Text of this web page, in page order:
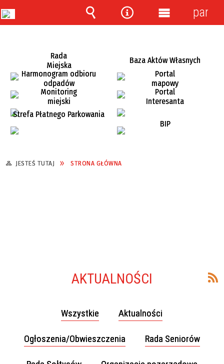
Rada
Miejska
Baza Aktów Własnych
Harmonogram odbioru
odpadów
Portal
mapowy
Monitoring
miejski
Portal
Interesanta
Strefa Płatnego Parkowania
BIP
JESTEŚ TUTAJ STRONA GŁÓWNA
AKTUALNOŚCI
Wszystkie Aktualności
Ogłoszenia/Obwieszczenia Rada Seniorów
Wyszukiwarka
NarzędziaMenu
panel